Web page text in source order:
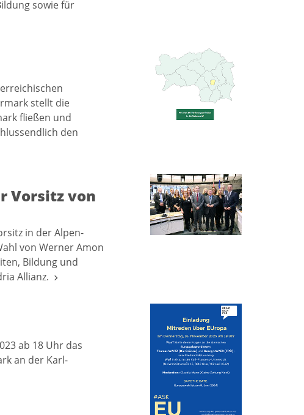
sowie für
stellt die
fließen und
den
Vorsitz von
in der Alpen-
von Werner Amon
Bildung und
Allianz.
ab 18 Uhr das
an der Karl-